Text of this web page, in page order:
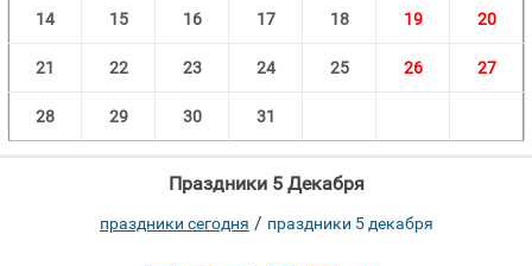
14 15 16 17 18 19 20
21 22 23 24 25 26 27
28 29 30 31
Праздники 5 Декабря
праздники сегодня / праздники 5 декабря